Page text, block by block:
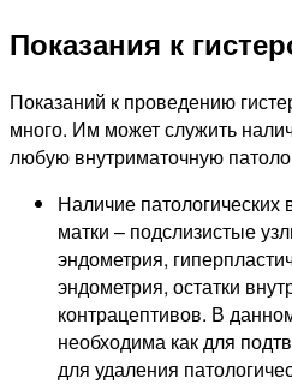
Показания к
Показаний к проведению
много. Им может служить
любую внутриматочную
Наличие патологических
матки – подслизистые
эндометрия,
эндометрия, остатки
контрацептивов. В
необходима как для
для удаления